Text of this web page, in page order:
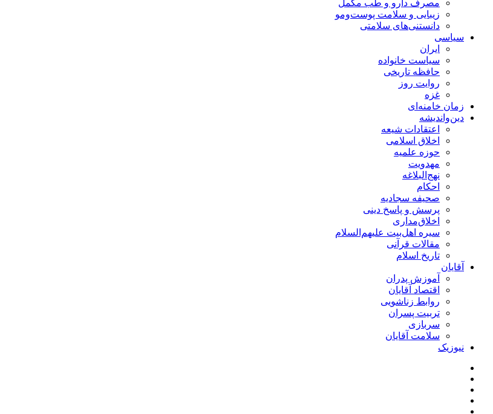
مصرف دارو و طب مکمل
زیبایی و سلامت پوست‌ومو
دانستنی‌های سلامتی
سیاسی
ایران
سیاست خانواده
حافظه تاریخی
روایت روز
غزه
زمان خامنه‌ای
دین‌واندیشه
اعتقادات شیعه
اخلاق اسلامی
حوزه علمیه
مهدویت
نهج‌البلاغه
احکام
صحیفه سجادیه
پرسش و پاسخ دینی
اخلاق‌مداری
سیره اهل‌بیت علیهم‌السلام
مقالات قرآنی
تاریخ اسلام
آقایان
آموزش پدران
اقتصاد آقایان
روابط زناشویی
تربیت پسران
سربازی
سلامت آقایان
نیوزیک